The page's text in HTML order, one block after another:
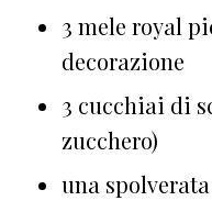
3 mele royal
decorazione
3 cucchiai di
zucchero)
una